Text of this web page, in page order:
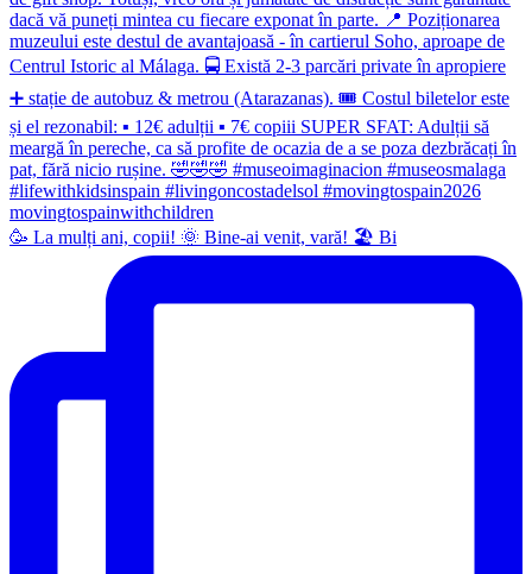
🥳 La mulți ani, copii! 🌞 Bine-ai venit, vară! 🏖 Bi